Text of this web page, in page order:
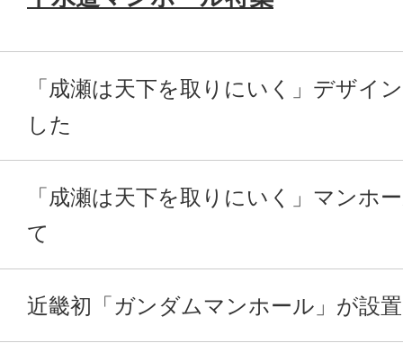
「成瀬は天下を取りにいく」デザイ
した
「成瀬は天下を取りにいく」マンホ
て
近畿初「ガンダムマンホール」が設